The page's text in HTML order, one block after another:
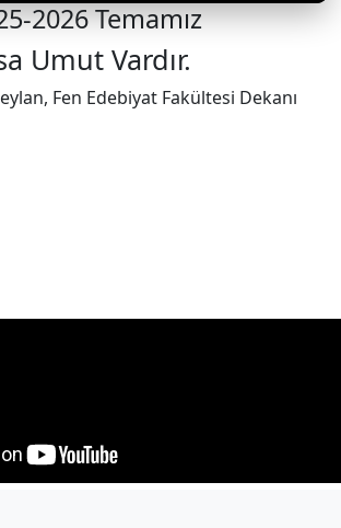
2026 Temamız
Umut Vardır.
Fen Edebiyat Fakültesi Dekanı